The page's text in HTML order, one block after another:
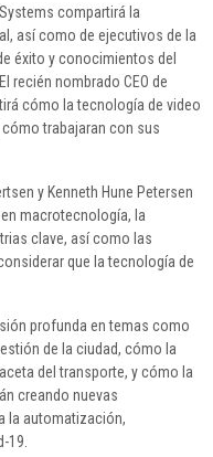
compartirá la
así como de ejecutivos de la
éxito y conocimientos del
recién nombrado CEO de
cómo la tecnología de video
trabajaran con sus
y Kenneth Hune Petersen
macrotecnología, la
clave, así como las
que la tecnología de
profunda en temas como
de la ciudad, cómo la
del transporte, y cómo la
creando nuevas
la automatización,
19.